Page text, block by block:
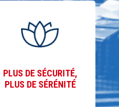
PLUS DE SÉCURITÉ,
PLUS DE SÉRÉNITÉ